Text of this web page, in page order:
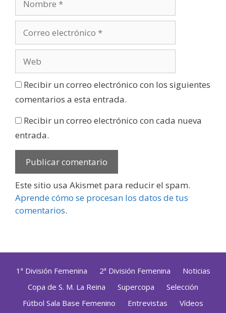
Recibir un correo electrónico con los siguientes
comentarios a esta entrada.
Recibir un correo electrónico con cada nueva
entrada.
Este sitio usa Akismet para reducir el spam.
Aprende cómo se procesan los datos de tus
comentarios.
1ª División Femenina 2ª División Femenina
Noticias
Copa de S. M. La Reina
Supercopa
Selección
Fútbol Sala Base Femenino
Entrevistas
Vídeos